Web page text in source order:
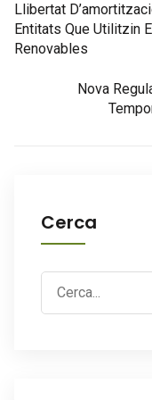
Llibertat
Entitats Que Utilitzin
Renovables
Nova
Cerca
Search
for: